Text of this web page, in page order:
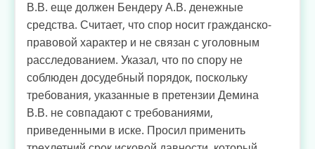
В.В. еще должен Бендеру А.В. денежные
средства. Считает, что спор носит гражданско-
правовой характер и не связан с уголовным
расследованием. Указал, что по спору не
соблюден досудебный порядок, поскольку
требования, указанные в претензии Демина
В.В. не совпадают с требованиями,
приведенными в иске. Просил применить